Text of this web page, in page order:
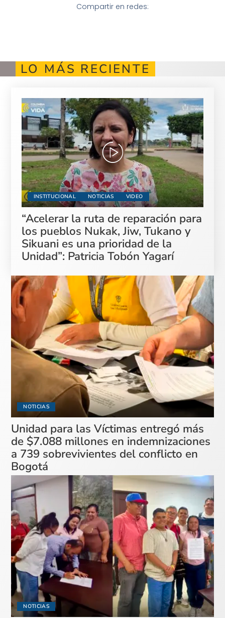
Compartir en redes:
LO MÁS RECIENTE
INSTITUCIONAL NOTICIAS VIDEO
“Acelerar la ruta de reparación para
los pueblos Nukak, Jiw, Tukano y
Sikuani es una prioridad de la
Unidad”: Patricia Tobón Yagarí
NOTICIAS
Unidad para las Víctimas entregó más
de $7.088 millones en indemnizaciones
a 739 sobrevivientes del conflicto en
Bogotá
NOTICIAS